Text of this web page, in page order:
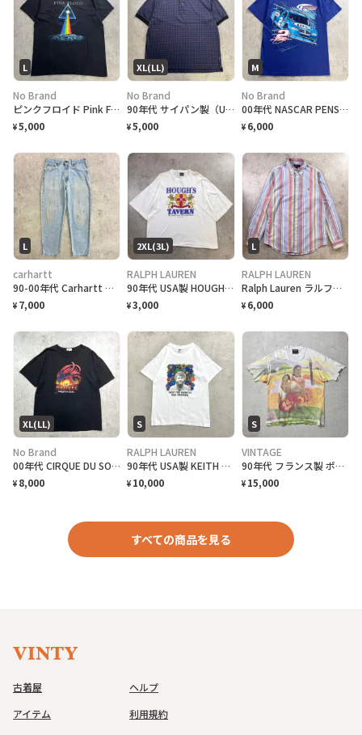
L
No Brand
ピンクフロイド Pink Floyd 狂気 プリズム バンドTシャツ メンズL バンT ミュージックT 黒色
¥5,000
XL(LL)
No Brand
90年代 サイパン製（USA）DOCKERS ドッカーズ グラフチェック柄 半袖 ポロシャツ 半袖 ポロシャツ メンズXL
¥5,000
M
No Brand
00年代 NASCAR PENSKE RACING 2009 TOUR モーターサイクル レーシングTシャツ メンズM 古着 00s Y2K ヴィンテージ VINTAGE Miller LITE ビール 企業 アドバタイジング 青色
¥ 6,000
L
carhartt
90-00年代 Carhartt カーハート リアルペイント ペンキ デニムパンツ 5ポケット デニムパンツ メンズW34 古着 アメカジ ワークパンツ 青色
¥ 7,000
2XL(3L)
RALPH LAUREN
90年代 USA製 HOUGH'S TAVERN ビアバー パブ プリントTシャツ メンズ2XL相当 古着 1991 90s VINTAGE ヴィンテージ お酒 オールドイングリッシュ シングルステッチ ビッグサイズ 大きいサイズ 白色
¥3,000
L
RALPH LAUREN
Ralph Lauren ラルフローレン CLASSIC FIT マルチストライプシャツ メンズM相当 古着 90s アメカジ VINTAGE ヴィンテージ B.D ボタンダウンシャツ ワンポイントロゴ刺繍
¥ 6,000
XL(LL)
No Brand
00年代 CIRQUE DU SOLEIL MYSTERE シルクドソレイユ アートプリントTシャツ メンズXL相当 古着 00s Y2K ヴィンテージ VINTAGE 黒色
¥ 8,000
S
RALPH LAUREN
90年代 USA製 KEITH GREEN キース グリーン バンドTシャツ メンズL 古着 90s シングルステッチ ヴィンテージ VINTAGE ヒッピー サイケデリック フラクタル アーティスト バンT 白色
¥ 10,000
S
VINTAGE
90年代 フランス製 ポール ゴーギャン When will you marry? オールオーバープリントTシャツ メンズXL相当 古着 90s ヴィンテージ VINTAGE シングルステッチ ユーロ Paul Gauguin いつ結婚するの
¥ 15,000
すべての商品を見る
古着屋
アイテム
ヘルプ
利用規約